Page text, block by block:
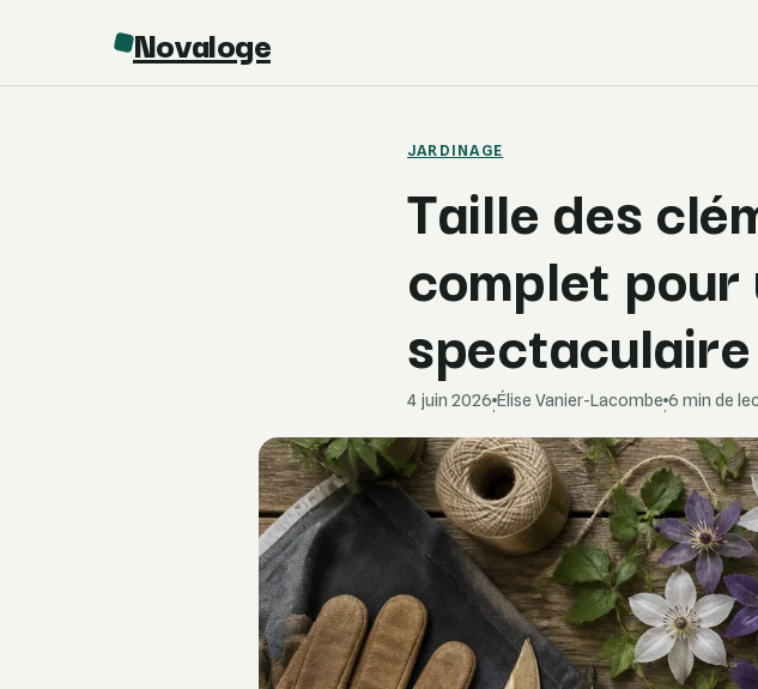
Novaloge
JARDINAGE
Taille des
complet
spectaculaire
4 juin 2026
·
Élise Vanier-Lacombe
·
6 min de